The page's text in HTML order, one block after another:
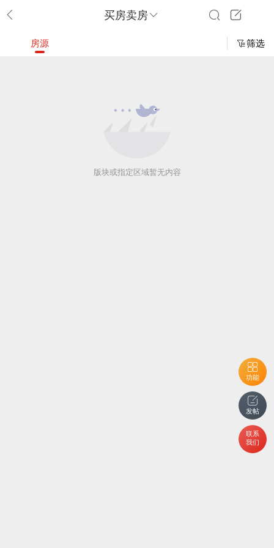
买房卖房
功能
发帖
联系
我们
房源 筛选
版块或指定区域暂无内容